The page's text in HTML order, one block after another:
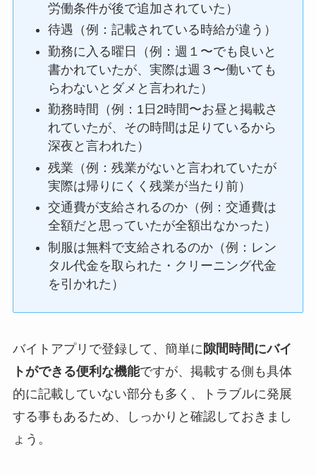
労働条件が後で追加されていた）
待遇（例：記載されている時給が違う）
勤務に入る曜日（例：週１〜でも良いと
書かれていたが、実際は週３〜働いても
らわないとダメと言われた）
勤務時間（例：1日2時間〜お昼と掲載さ
れていたが、その時間は足りているから
深夜と言われた）
残業（例：残業がないと言われていたが
実際は帰りにくく残業が当たり前）
交通費が支給されるのか（例：交通費は
全額だと思っていたが全額出なかった）
制服は無料で支給されるのか（例：レン
タル代金を取られた・クリーニング代金
を引かれた）
バイトアプリで登録して、簡単に 隙間時間にバイ
トができる便利な機能ですが、掲載する側も具体
的に記載していない部分も多く、トラブルに発展
する事もあるため、しっかりと確認しておきまし
ょう。